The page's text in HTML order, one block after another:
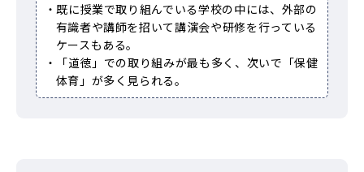
・既に授業で取り組んでいる学校の中には、外部の
有識者や講師を招いて講演会や研修を行っている
ケースもある。
・「道徳」での取り組みが最も多く、次いで「保健
体育」が多く見られる。